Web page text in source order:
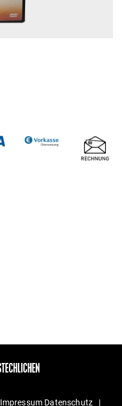
Impressum Daten­schutz